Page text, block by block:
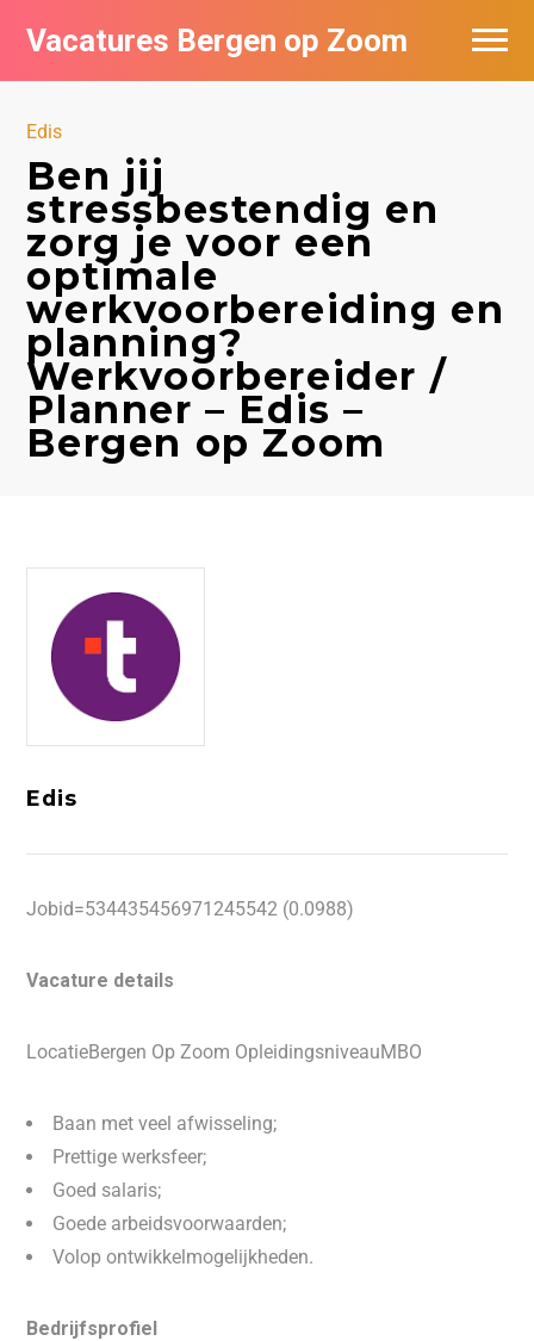
Vacatures Bergen op Zoom
Edis
Ben jij
stressbestendig en
zorg je voor een
optimale
werkvoorbereiding en
planning?
Werkvoorbereider /
Planner – Edis –
Bergen op Zoom
Edis
Jobid=534435456971245542 (0.0988)
Vacature details
LocatieBergen Op Zoom OpleidingsniveauMBO
Baan met veel afwisseling;
Prettige werksfeer;
Goed salaris;
Goede arbeidsvoorwaarden;
Volop ontwikkelmogelijkheden.
Bedrijfsprofiel
Vacatures per bedrijf
Zoom